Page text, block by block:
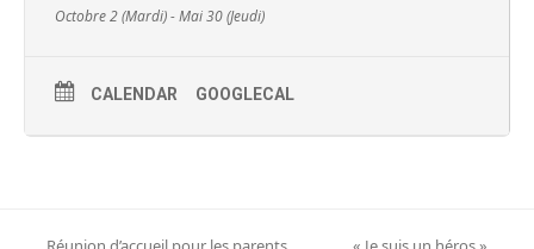
Octobre 2 (Mardi) - Mai 30 (Jeudi)
CALENDAR GOOGLECAL